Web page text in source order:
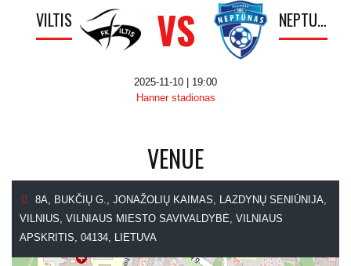
VILTIS VS NEPTŪNAS B
2025-11-10 | 19:00
Hanner stadionas
VENUE
8A, BUKČIŲ G., JONAŽOLIŲ KAIMAS, LAZDYNŲ SENIŪNIJA,
VILNIUS, VILNIAUS MIESTO SAVIVALDYBĖ, VILNIAUS
APSKRITIS, 04134, LIETUVA